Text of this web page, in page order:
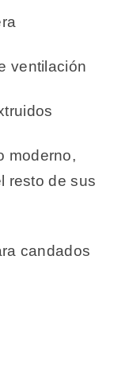
ventilación
moderno,
resto de sus
candados